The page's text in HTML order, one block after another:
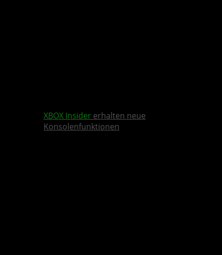
XBOX Insider erhalten neue
Konsolenfunktionen